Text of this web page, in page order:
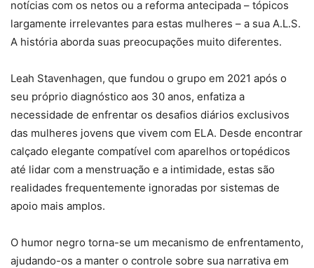
notícias com os netos ou a reforma antecipada – tópicos
largamente irrelevantes para estas mulheres – a sua A.L.S.
A história aborda suas preocupações muito diferentes.
Leah Stavenhagen, que fundou o grupo em 2021 após o
seu próprio diagnóstico aos 30 anos, enfatiza a
necessidade de enfrentar os desafios diários exclusivos
das mulheres jovens que vivem com ELA. Desde encontrar
calçado elegante compatível com aparelhos ortopédicos
até lidar com a menstruação e a intimidade, estas são
realidades frequentemente ignoradas por sistemas de
apoio mais amplos.
O humor negro torna-se um mecanismo de enfrentamento,
ajudando-os a manter o controle sobre sua narrativa em